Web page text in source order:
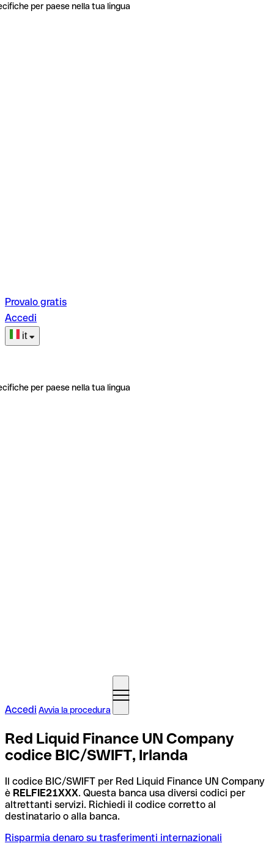
per paese nella tua lingua
Provalo gratis
Accedi
it
per paese nella tua lingua
Accedi Avvia la procedura
Red Liquid Finance UN Company
codice BIC/SWIFT, Irlanda
Il codice BIC/SWIFT per Red Liquid Finance UN Company
è RELFIE21XXX. Questa banca usa diversi codici per
altrettanti servizi. Richiedi il codice corretto al
destinatario o alla banca.
Risparmia denaro su trasferimenti internazionali